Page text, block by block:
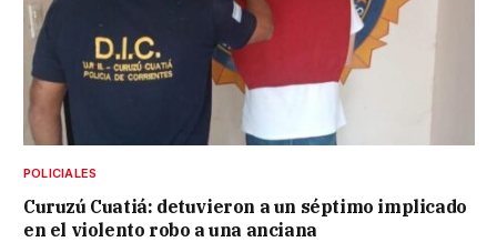
POLICIALES
Curuzú Cuatiá: detuvieron a un séptimo implicado
en el violento robo a una anciana